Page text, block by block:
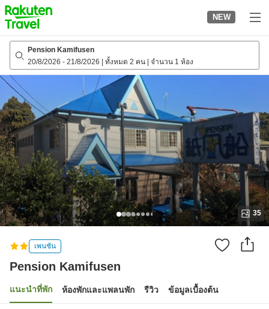
to
top
page
NEW
Pension Kamifusen
20/8/2026 - 21/8/2026 ทั้งหมด 2 คน จำนวน 1 ห้อง
35
เพนชัน
Pension Kamifusen
แนะนำที่พัก ห้องพักและแพลนพัก รีวิว ข้อมูลเบื้องต้น